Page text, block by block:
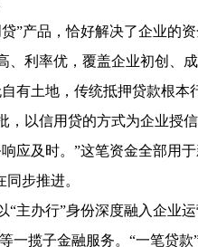
产品，恰好解决了企业的
、利率优，覆盖企业初创、
土地，传统抵押贷款根本
，以信用贷的方式为企业授
应及时。”这笔资金全部用
步推进。
办行”身份深度融入企业
一揽子金融服务。“一笔贷